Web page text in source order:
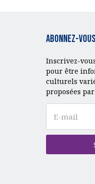
Abonnez-
Inscrivez-
pour être
culturels
proposées